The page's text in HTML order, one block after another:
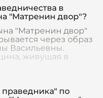
в
"Матренин двор"?
"Матренин двор"
через образ
Васильевны.
живущая в
по